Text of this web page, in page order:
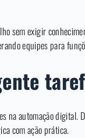
sem exigir
equipes para
na automação digital.
com ação prática.